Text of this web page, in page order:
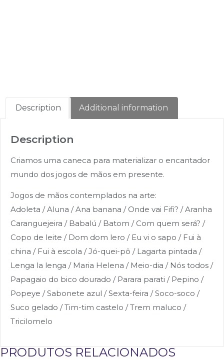
Description Additional information
Description
Criamos uma caneca para materializar o encantador
mundo dos jogos de mãos em presente.
Jogos de mãos contemplados na arte:
Adoleta / Aluna / Ana banana / Onde vai Fifi? / Aranha
Caranguejeira / Babalú / Batom / Com quem será? /
Copo de leite / Dom dom lero / Eu vi o sapo / Fui à
china / Fui à escola / Jó-quei-pô / Lagarta pintada /
Lenga la lenga / Maria Helena / Meio-dia / Nós todos /
Papagaio do bico dourado / Parara parati / Pepino /
Popeye / Sabonete azul / Sexta-feira / Soco-soco /
Suco gelado / Tim-tim castelo / Trem maluco /
Tricilomelo
PRODUTOS RELACIONADOS